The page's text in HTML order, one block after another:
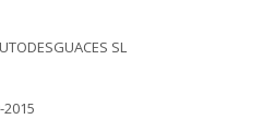
SL
2015